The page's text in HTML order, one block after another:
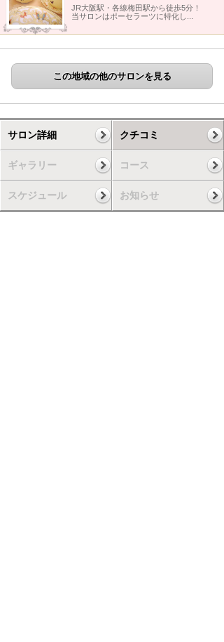
JR大阪駅・各線梅田駅から徒歩5分！
当サロンはポーセラーツに特化し...
この地域の他のサロンを見る
サロン詳細 クチコミ
ギャラリー コース
スケジュール お知らせ